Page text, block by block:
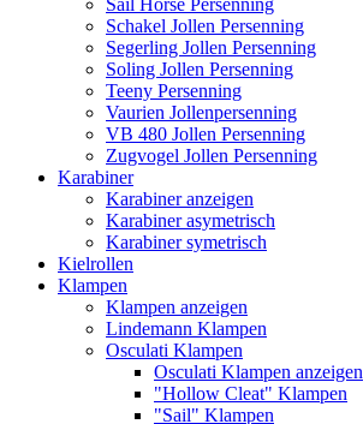
Schakel Jollen Persenning
Segerling Jollen Persenning
Soling Jollen Persenning
Teeny Persenning
Vaurien Jollenpersenning
VB 480 Jollen Persenning
Zugvogel Jollen Persenning
Karabiner
Karabiner anzeigen
Karabiner asymetrisch
Karabiner symetrisch
Kielrollen
Klampen
Klampen anzeigen
Lindemann Klampen
Osculati Klampen
Osculati Klampen anzeigen
"Hollow Cleat" Klampen
"Sail" Klampen